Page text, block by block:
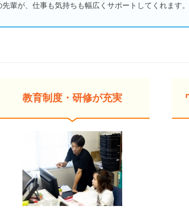
輩が、仕事も気持ちも幅広くサポートしてくれます。
教育制度・研修が充実